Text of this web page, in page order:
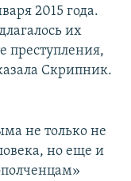
2015 года.
их
преступления,
Скрипник.
не только не
но еще и